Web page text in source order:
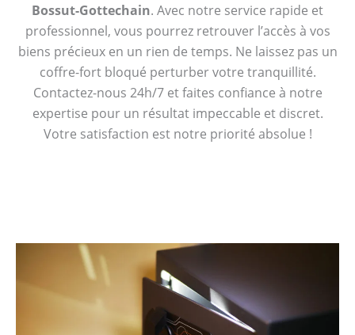
Bossut-Gottechain. Avec notre service rapide et
professionnel, vous pourrez retrouver l’accès à vos
biens précieux en un rien de temps. Ne laissez pas un
coffre-fort bloqué perturber votre tranquillité.
Contactez-nous 24h/7 et faites confiance à notre
expertise pour un résultat impeccable et discret.
Votre satisfaction est notre priorité absolue !